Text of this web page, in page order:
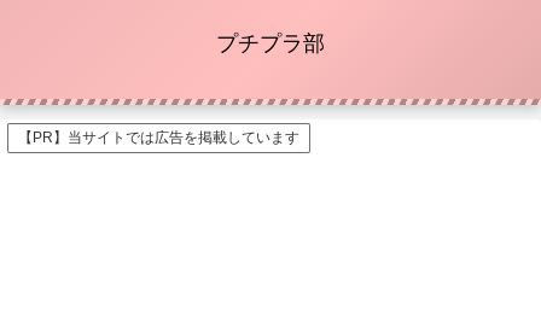
プチプラ部
【PR】当サイトでは広告を掲載しています